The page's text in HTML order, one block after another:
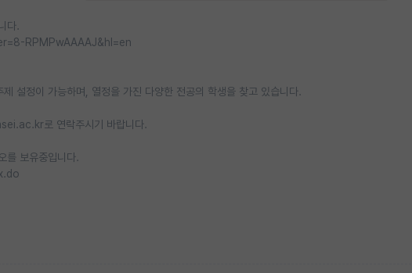
다.
RPMPwAAAAJ&hl=en
설정이 가능하며, 열정을 가진 다양한 전공의 학생을 찾고 있습니다.
로 연락주시기 바랍니다.
를 보유중입니다.